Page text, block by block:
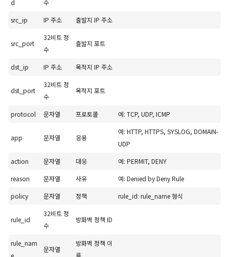
d
수
src_ip IP 주소 출발지 IP 주소
src_port
32비트 정
수
출발지 포트
dst_ip IP 주소 목적지 IP 주소
dst_port
32비트 정
수
목적지 포트
protocol 문자열 프로토콜 예: TCP, UDP, ICMP
app 문자열 응용
예: HTTP, HTTPS, SYSLOG, DOMAIN-
UDP
action
문자열 대응
예: PERMIT, DENY
reason
문자열 사유
예: Denied by Deny Rule
policy
문자열 정책 rule_id: rule_name 형식
rule_id
32비트 정
수
방화벽 정책 ID
rule_nam
e
문자열
방화벽 정책 이
름